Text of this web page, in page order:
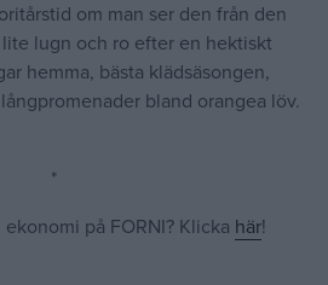
om man ser den från den
lugn och ro efter en hektiskt
hemma, bästa klädsäsongen,
bland orangea löv.
*
på FORNI? Klicka här!